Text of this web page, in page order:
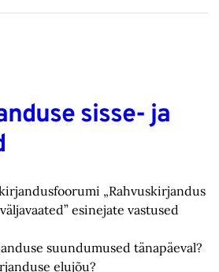
sisse- ja
„Rahvuskirjandus
esinejate vastused
suundumused tänapäeval?
elujõu?